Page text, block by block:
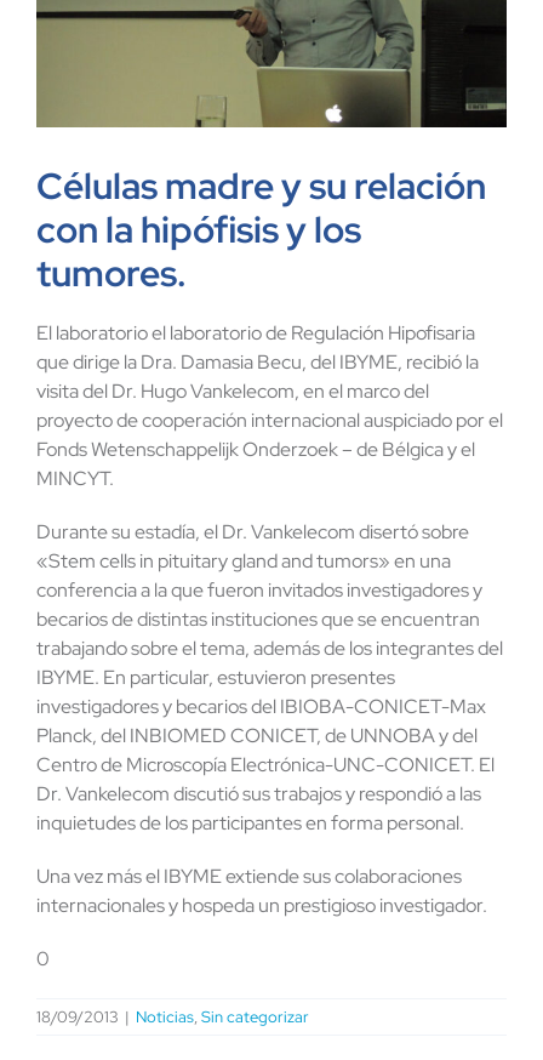
Células madre y su relación
con la hipófisis y los
tumores.
El laboratorio el laboratorio de Regulación Hipofisaria
que dirige la Dra. Damasia Becu, del IBYME, recibió la
visita del Dr. Hugo Vankelecom, en el marco del
proyecto de cooperación internacional auspiciado por el
Fonds Wetenschappelijk Onderzoek – de Bélgica y el
MINCYT.
Durante su estadía, el Dr. Vankelecom disertó sobre
«Stem cells in pituitary gland and tumors» en una
conferencia a la que fueron invitados investigadores y
becarios de distintas instituciones que se encuentran
trabajando sobre el tema, además de los integrantes del
IBYME. En particular, estuvieron presentes
investigadores y becarios del IBIOBA-CONICET-Max
Planck, del INBIOMED CONICET, deUNNOBAy del
Centro de Microscopía Electrónica-UNC-CONICET. El
Dr. Vankelecom discutió sus trabajos y respondió a las
inquietudes de los participantes en forma personal.
Una vez más el IBYME extiende sus colaboraciones
internacionales y hospeda un prestigioso investigador.
0
18/09/2013 | Noticias,Sin categorizar